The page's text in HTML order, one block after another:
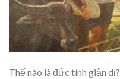
Thế nào là đức tính giản dị?